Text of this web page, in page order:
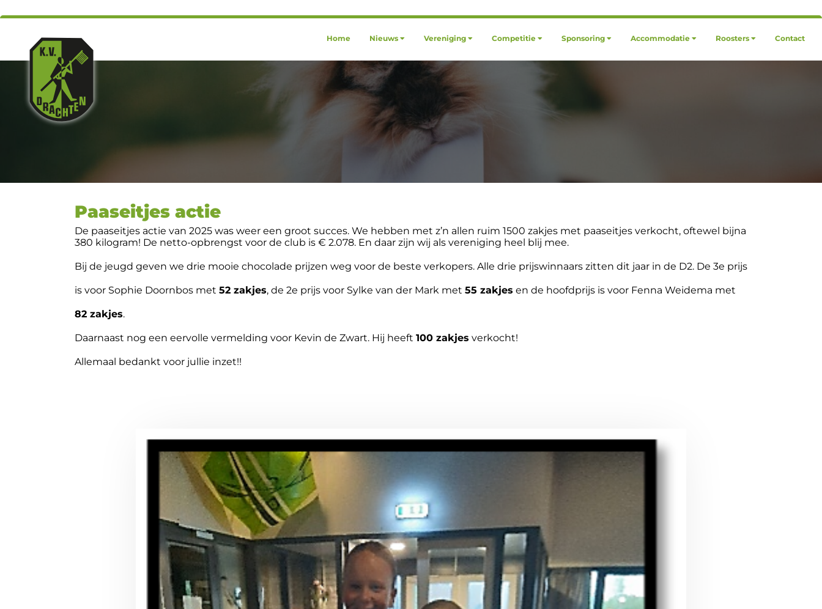
Home Nieuws Vereniging Competitie Sponsoring Accommodatie Roosters Contact
Paaseitjes actie
De paaseitjes actie van 2025 was weer een groot succes. We hebben met z’n allen ruim 1500 zakjes met paaseitjes verkocht, oftewel bijna
380 kilogram! De netto-opbrengst voor de club is € 2.078. En daar zijn wij als vereniging heel blij mee.
Bij de jeugd geven we drie mooie chocolade prijzen weg voor de beste verkopers. Alle drie prijswinnaars zitten dit jaar in de D2. De 3e prijs
is voor Sophie Doornbos met 52 zakjes, de 2e prijs voor Sylke van der Mark met 55 zakjes en de hoofdprijs is voor Fenna Weidema met
82 zakjes.
Daarnaast nog een eervolle vermelding voor Kevin de Zwart. Hij heeft 100 zakjes verkocht!
Allemaal bedankt voor jullie inzet!!